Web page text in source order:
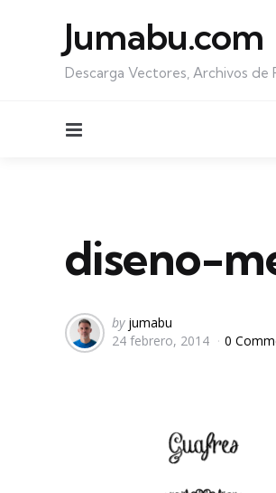
Jumabu.com
Descarga Vectores, Archivos
diseno-
Posted
by
by jumabu
24 febrero, 2014
0